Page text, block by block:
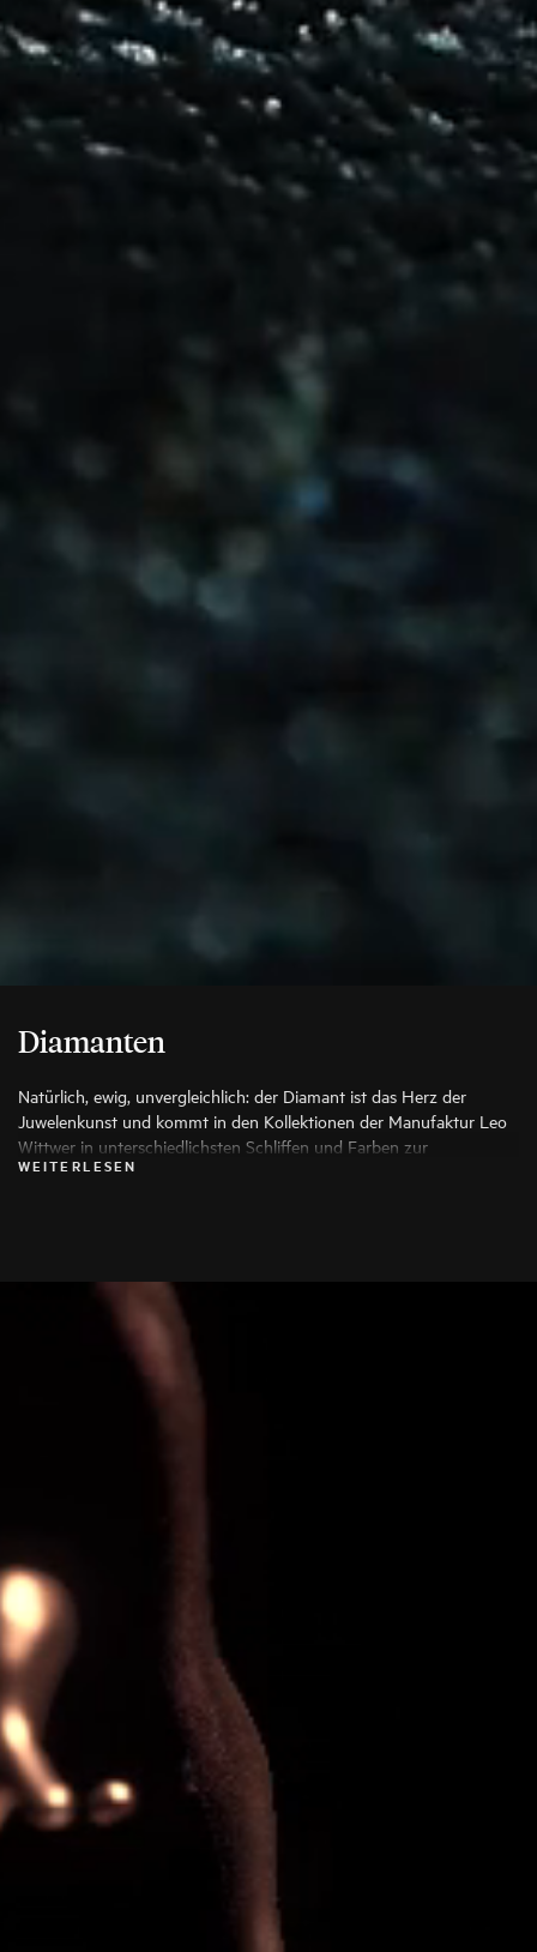
Diamanten
Natürlich, ewig, unvergleichlich: der Diamant ist das Herz der
Juwelenkunst und kommt in den Kollektionen der Manufaktur Leo
Wittwer in unterschiedlichsten Schliffen und Farben zur
Anwendung, die seine Schönheit auf die Spitze treiben. Es werden
WEITERLESEN